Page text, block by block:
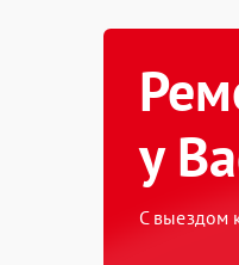
у
С выездом